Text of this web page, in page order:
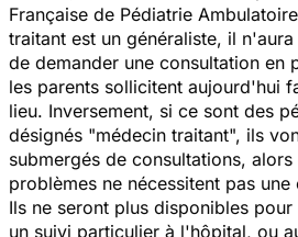
Française de Pédiatrie
traitant est un généraliste, il
de demander une consultation en
les parents sollicitent aujourd'hui
lieu. Inversement, si ce sont des
désignés "médecin traitant", ils
submergés de consultations,
problèmes ne nécessitent pas
Ils ne seront plus disponibles
un suivi particulier à l'hôpital, ou